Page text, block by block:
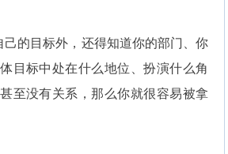
的目标外，还得知道你的部门、你
目标中处在什么地位、扮演什么角
至没有关系，那么你就很容易被拿